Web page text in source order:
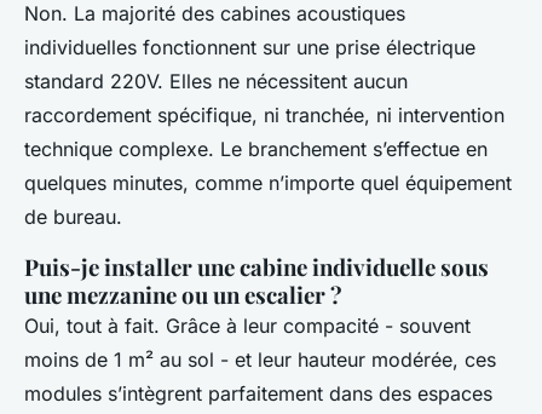
Non. La majorité des cabines acoustiques
individuelles fonctionnent sur une prise électrique
standard 220V. Elles ne nécessitent aucun
raccordement spécifique, ni tranchée, ni intervention
technique complexe. Le branchement s’effectue en
quelques minutes, comme n’importe quel équipement
de bureau.
Puis-je installer une cabine individuelle sous
une mezzanine ou un escalier ?
Oui, tout à fait. Grâce à leur compacité - souvent
moins de 1 m² au sol - et leur hauteur modérée, ces
modules s’intègrent parfaitement dans des espaces